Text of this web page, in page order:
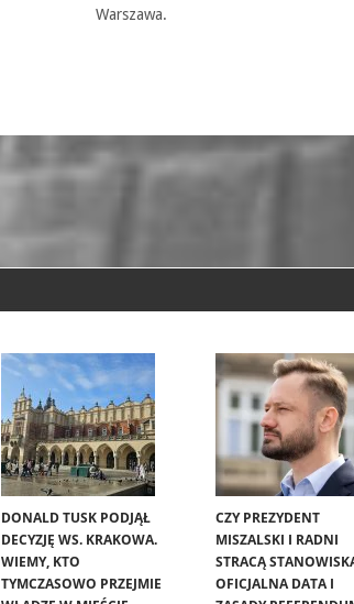
Warszawa.
DONALD TUSK PODJĄŁ
DECYZJĘ WS. KRAKOWA.
WIEMY, KTO
TYMCZASOWO PRZEJMIE
CZY PREZYDENT
MISZALSKI I RADNI
STRACĄ
OFICJALNA DATA I